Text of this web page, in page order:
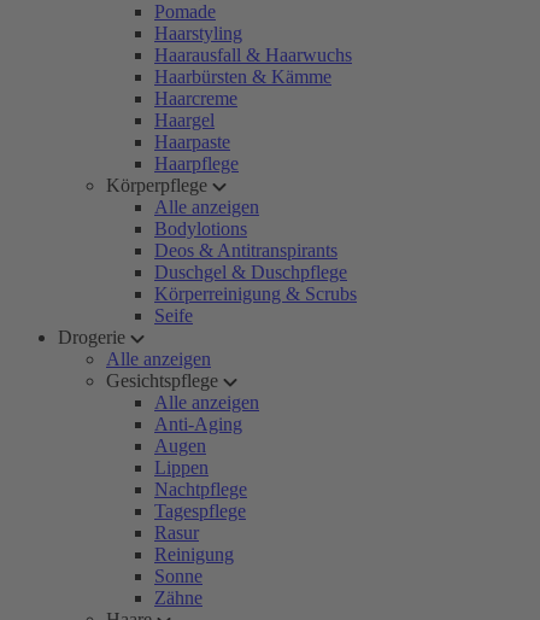
Pomade
Haarstyling
Haarausfall & Haarwuchs
Haarbürsten & Kämme
Haarcreme
Haargel
Haarpaste
Haarpflege
Körperpflege
Alle anzeigen
Bodylotions
Deos & Antitranspirants
Duschgel & Duschpflege
Körperreinigung & Scrubs
Seife
Drogerie
Alle anzeigen
Gesichtspflege
Alle anzeigen
Anti-Aging
Augen
Lippen
Nachtpflege
Tagespflege
Rasur
Reinigung
Sonne
Zähne